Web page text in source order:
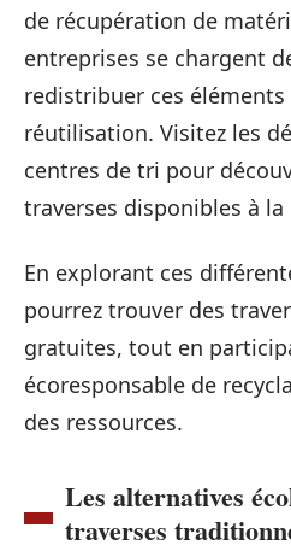
de récupération de
entreprises se chargent
redistribuer ces
réutilisation. Visitez les
centres de tri pour
traverses disponibles à
En explorant ces
pourrez trouver des
gratuites, tout en
écoresponsable de
des ressources.
Les alternatives
traverses